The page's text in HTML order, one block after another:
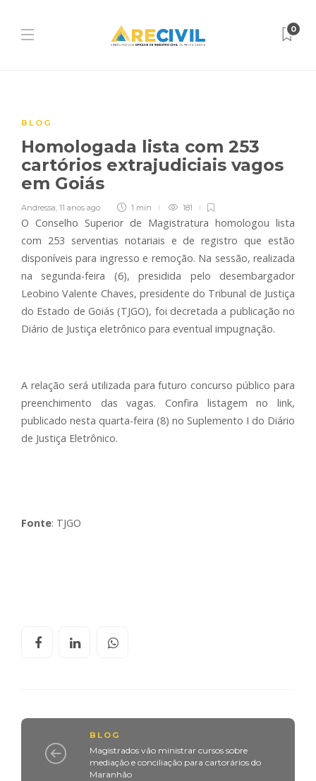
0
BLOG
Homologada lista com 253
cartórios extrajudiciais vagos
em Goiás
Andressa, 11 anos ago 1 min 181
O Conselho Superior de Magistratura homologou lista
com 253 serventias notariais e de registro que estão
disponíveis para ingresso e remoção. Na sessão, realizada
na segunda-feira (6), presidida pelo desembargador
Leobino Valente Chaves, presidente do Tribunal de Justiça
do Estado de Goiás (TJGO), foi decretada a publicação no
Diário de Justiça eletrônico para eventual impugnação.
A relação será utilizada para futuro concurso público para
preenchimento das vagas. Confira listagem no link,
publicado nesta quarta-feira (8) no Suplemento I do Diário
de Justiça Eletrônico.
Fonte: TJGO
BLOG
Magistrados vão ministrar cursos sobre
mediação e conciliação para cartorários do
Maranhão